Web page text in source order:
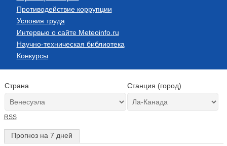
Противодействие коррупции
Условия труда
Интервью о сайте Meteoinfo.ru
Научно-техническая библиотека
Конкурсы
Страна Станция (город)
RSS
Прогноз на 7 дней